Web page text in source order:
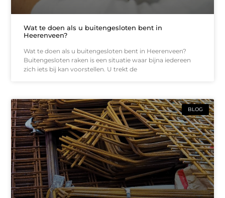
Wat te doen als u buitengesloten bent in
Heerenveen?
Wat te doen als u buitengesloten bent in Heerenveen?
Buitengesloten raken is een situatie waar bijna iedereen
zich iets bij kan voorstellen. U trekt de
BLOG